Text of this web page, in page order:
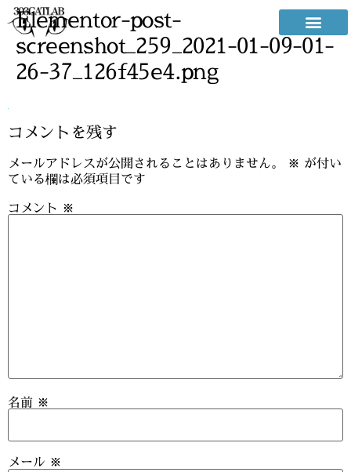
Elementor-post-
screenshot_259_2021-01-09-01-
26-37_126f45e4.png
コメントを残す
メールアドレスが公開されることはありません。 ※ が付い
ている欄は必須項目です
コメント ※
名前 ※
メール ※